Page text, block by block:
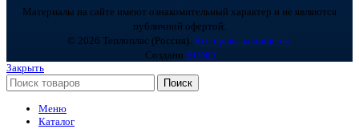
Материалы на сайте имеют ознакомительный характер и не являются
публичной офертой.
© 2026 Теплоплас (Россия). Все права защищены.
Создано BOND
Закрыть
Поиск
Меню
Каталог